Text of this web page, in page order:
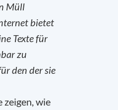
Müll
bietet
Texte für
zu
den der sie
zeigen, wie